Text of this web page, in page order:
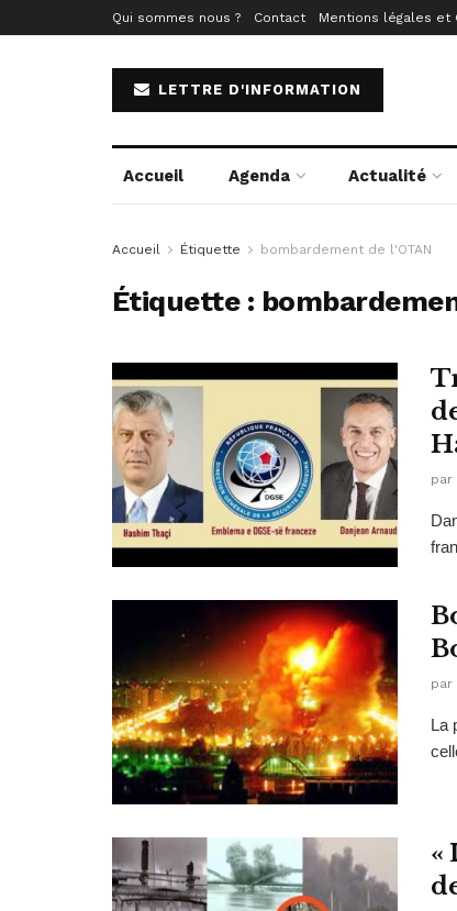
Qui sommes nous ? Contact Mentions légales et
LETTRE D'INFORMATION
Accueil Agenda Actualité
Accueil Étiquette bombardement de l'OTAN
Étiquette :
par
par
La
«